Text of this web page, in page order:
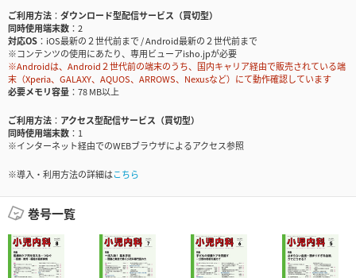
ご利用方法
ダウンロード型配信サービス（買切型）
同時使用端末数
2
対応OS
iOS最新の２世代前まで / Android最新の２世代前まで
※コンテンツの使用にあたり、専用ビューアisho.jpが必要
※Androidは、Android２世代前の端末のうち、国内キャリア経由で販売されている端
末（Xperia、GALAXY、AQUOS、ARROWS、Nexusなど）にて動作確認しています
必要メモリ容量
78 MB以上
ご利用方法
アクセス型配信サービス（買切型）
同時使用端末数
1
※インターネット経由でのWEBブラウザによるアクセス参照
※導入・利用方法の詳細はこちら
巻号一覧